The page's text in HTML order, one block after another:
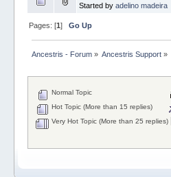
Started by adelino madeira
Pages: [1] Go Up
Ancestris - Forum» Ancestris Support »
Normal Topic
Hot Topic (More than 15 replies)
Very Hot Topic (More than 25 replies)